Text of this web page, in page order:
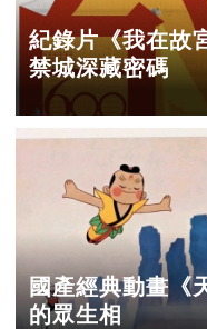
紀錄片《我在故
禁城深藏密碼
國產經典動畫《
的眾生相